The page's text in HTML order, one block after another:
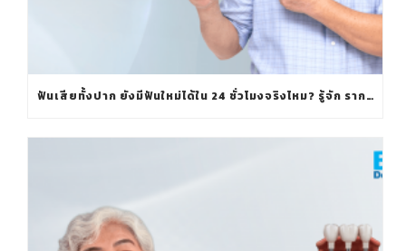
ฟันเสียทั้งปาก ยังมีฟันใหม่ได้ใน 24 ชั่วโมงจริงไหม? รู้จัก รากเทียมทั้งปาก IMMEDIATE LOADING